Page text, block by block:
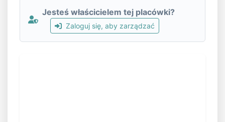
Jesteś właścicielem tej placówki?
Zaloguj się, aby zarządzać